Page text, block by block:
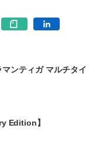
ンティガ マルチタイ
Edition】